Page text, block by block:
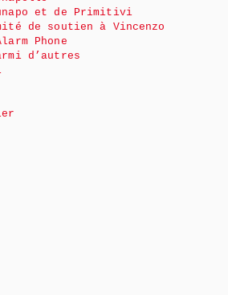
et de Primitivi
de soutien à Vincenzo
Phone
d’autres